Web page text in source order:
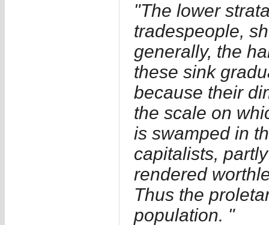
"The lower
tradespeople,
generally, the
these sink
because their
the scale on
is swamped in
capitalists,
rendered
Thus the
population. "